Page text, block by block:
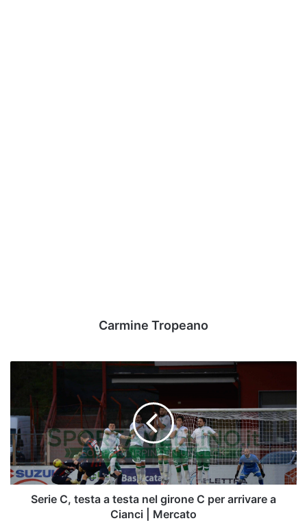
Carmine Tropeano
testa
testa
nel
girone
C
per
arrivareSerie C, testa a testa nel girone C per arrivare a
Cianci | Mercato